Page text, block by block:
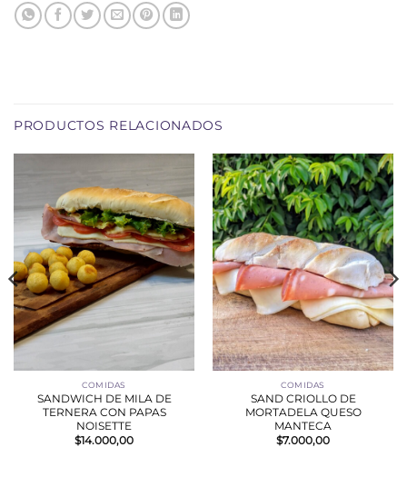
PRODUCTOS RELACIONADOS
COMIDAS
SANDWICH DE MILA DE
TERNERA CON PAPAS
NOISETTE
$14.000,00
COMIDAS
SAND CRIOLLO DE
MORTADELA QUESO
MANTECA
$7.000,00